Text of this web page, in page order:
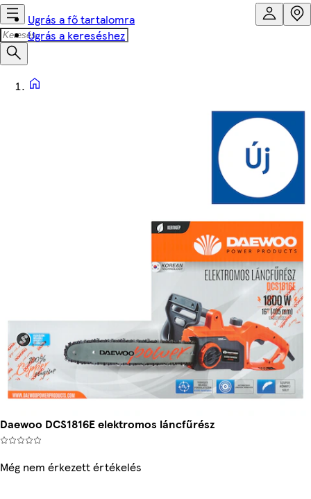
Ugrás a fő tartalomra
Ugrás a kereséshez
Daewoo DCS1816E elektromos láncfűrész
Még nem érkezett értékelés